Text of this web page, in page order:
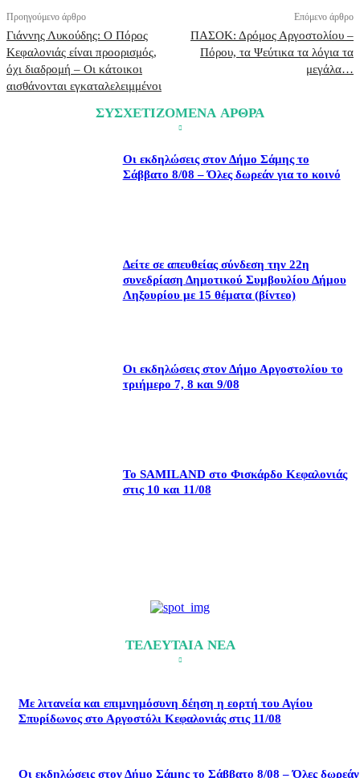
Προηγούμενο άρθρο
Γιάννης Λυκούδης: Ο Πόρος
Κεφαλονιάς είναι προορισμός,
όχι διαδρομή – Οι κάτοικοι
αισθάνονται εγκαταλελειμμένοι
Επόμενο άρθρο
ΠΑΣΟΚ: Δρόμος Αργοστολίου –
Πόρου, τα Ψεύτικα τα λόγια τα
μεγάλα…
ΣΥΣΧΕΤΙΖΟΜΕΝΑ ΑΡΘΡΑ
Οι εκδηλώσεις στον Δήμο Σάμης το
Σάββατο 8/08 – Όλες δωρεάν για το κοινό
Δείτε σε απευθείας σύνδεση την 22η
συνεδρίαση Δημοτικού Συμβουλίου Δήμου
Ληξουρίου με 15 θέματα (βίντεο)
Οι εκδηλώσεις στον Δήμο Αργοστολίου το
τριήμερο 7, 8 και 9/08
Το SAMILAND στο Φισκάρδο Κεφαλονιάς
στις 10 και 11/08
ΤΕΛΕΥΤΑΙΑ ΝΕΑ
Με λιτανεία και επιμνημόσυνη δέηση η εορτή του Αγίου
Σπυρίδωνος στο Αργοστόλι Κεφαλονιάς στις 11/08
Οι εκδηλώσεις στον Δήμο Σάμης το Σάββατο 8/08 – Όλες δωρεάν